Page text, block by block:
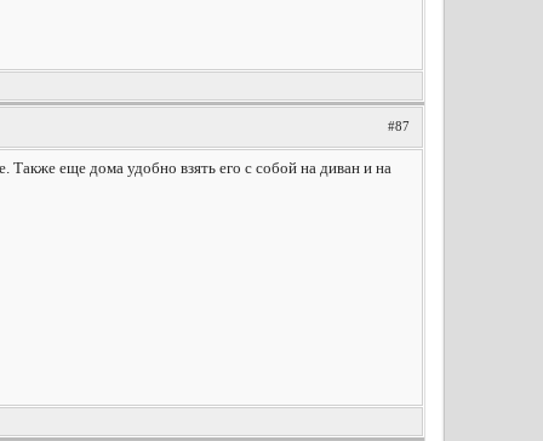
#87
еще дома удобно взять его с собой на диван и на